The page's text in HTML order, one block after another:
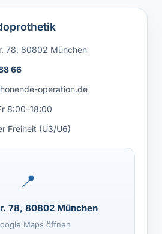
78, 80802 München
66
operation.de
8:00–18:00
Freiheit (U3/U6)
📍
78, 80802 München
Maps öffnen